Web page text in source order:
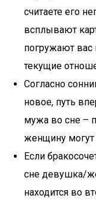
считаете его
всплывают
погружают вас
текущие
Согласно
новое, путь
мужа во сне –
женщину могут
Если
сне девушка/
находится во